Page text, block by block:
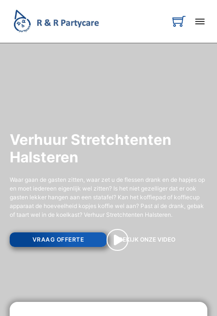
Verhuur Stretchtenten
Halsteren
Waar gaan de gasten zitten, waar zet u de flessen drank en de hapjes op
en moet iedereen eigenlijk wel zitten? Is het niet gezelliger dat er ook
gasten lekker hangen aan een statafel? Kan het koffiepad of koffiecup
apparaat de hoeveelheid kopjes koffie wel aan? Past al de drank, gebak
of taart wel in de koelkast? Verhuur Stretchtenten Halsteren.
VRAAG OFFERTE BEKIJK ONZE VIDEO